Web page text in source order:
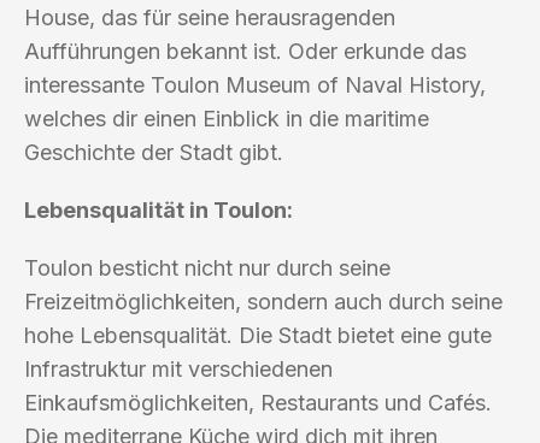
House, das für seine herausragenden
Aufführungen bekannt ist. Oder erkunde das
interessante Toulon Museum of Naval History,
welches dir einen Einblick in die maritime
Geschichte der Stadt gibt.
Lebensqualität in Toulon:
Toulon besticht nicht nur durch seine
Freizeitmöglichkeiten, sondern auch durch seine
hohe Lebensqualität. Die Stadt bietet eine gute
Infrastruktur mit verschiedenen
Einkaufsmöglichkeiten, Restaurants und Cafés.
Die mediterrane Küche wird dich mit ihren